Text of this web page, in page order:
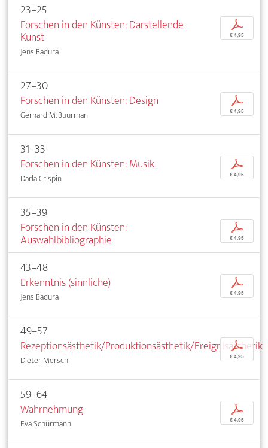
23–25
Forschen in den Künsten: Darstellende
Kunst
Jens Badura
p
€ 4,95
27–30
Forschen in den Künsten: Design
Gerhard M. Buurman
p
€ 4,95
31–33
Forschen in den Künsten: Musik
Darla Crispin
p
€ 4,95
35–39
Forschen in den Künsten:
Auswahlbibliographie
p
€ 4,95
43–48
Erkenntnis (sinnliche)
Jens Badura
p
€ 4,95
49–57
Rezeptionsästhetik/Produktionsästhetik/Ereignisästhetik
Dieter Mersch
p
€ 4,95
59–64
Wahrnehmung
Eva Schürmann
p
€ 4,95